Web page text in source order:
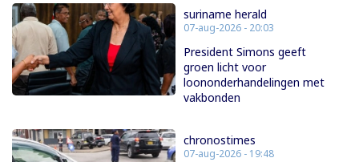
suriname herald
07-aug-2026 - 20:03
President Simons geeft
groen licht voor
loononderhandelingen met
vakbonden
chronostimes
07-aug-2026 - 19:48